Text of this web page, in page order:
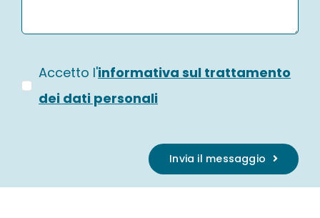
Accetto l'informativa sul trattamento
dei dati personali
Invia il messaggio